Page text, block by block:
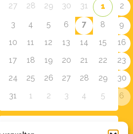
27
28 29 30 31 1
2
3
4 5 6 7 8
9
10
11 12 13 14 15
16
17
18 19 20 21 22
23
24
25 26 27 28 29
30
31
1 2 3 4 5 6